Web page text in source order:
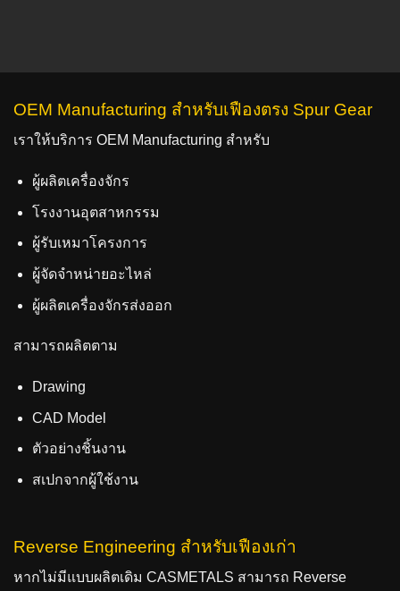
OEM Manufacturing สำหรับเฟืองตรง Spur Gear
เราให้บริการ OEM Manufacturing สำหรับ
ผู้ผลิตเครื่องจักร
โรงงานอุตสาหกรรม
ผู้รับเหมาโครงการ
ผู้จัดจำหน่ายอะไหล่
ผู้ผลิตเครื่องจักรส่งออก
สามารถผลิตตาม
Drawing
CAD Model
ตัวอย่างชิ้นงาน
สเปกจากผู้ใช้งาน
Reverse Engineering สำหรับเฟืองเก่า
หากไม่มีแบบผลิตเดิม CASMETALS สามารถ Reverse